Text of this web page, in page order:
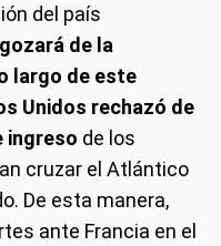
del país
de la
largo de este
Unidos rechazó de
ingreso de los
cruzar el Atlántico
De esta manera,
ante Francia en el